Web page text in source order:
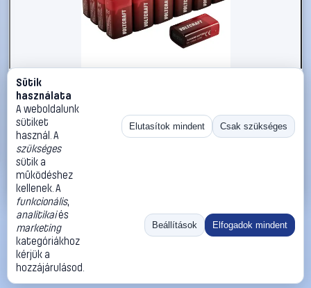
#3221598
VOLTCRAFT VC-16107990 9V-os elem Alkáli mangán 550
mAh 9 V 30 db
VOLTCRAFT 9 V-os elemek
14 990 Ft
Kosárba
«
Ugrás:
Méret:
Rendezés:
©2026
ThermoScope
ÁSZF
Cégbemutató
Sütik
használata
A weboldalunk
sütiket
használ. A
szükséges
sütik a
működéshez
kellenek. A
funkcionális,
analitikaiés
marketing
kategóriákhoz
kérjük a
hozzájárulásod.
Elutasítok mindent Csak szükséges
Beállítások Elfogadok mindent